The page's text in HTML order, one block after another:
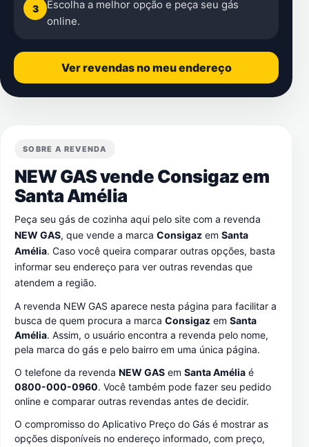
3
Escolha a melhor opção e peça seu gás
online.
Ver revendas no meu endereço
SOBRE A REVENDA
NEW GAS vende Consigaz em
Santa Amélia
Peça seu gás de cozinha aqui pelo site com a revenda
NEW GAS, que vende a marca Consigaz em Santa
Amélia. Caso você queira comparar outras opções, basta
informar seu endereço para ver outras revendas que
atendem a região.
A revenda NEW GAS aparece nesta página para facilitar a
busca de quem procura a marca Consigaz em Santa
Amélia. Assim, o usuário encontra a revenda pelo nome,
pela marca do gás e pelo bairro em uma única página.
O telefone da revenda NEW GAS em Santa Amélia é
0800-000-0960. Você também pode fazer seu pedido
online e comparar outras revendas antes de decidir.
O compromisso do Aplicativo Preço do Gás é mostrar as
opções disponíveis no endereço informado, com preço,